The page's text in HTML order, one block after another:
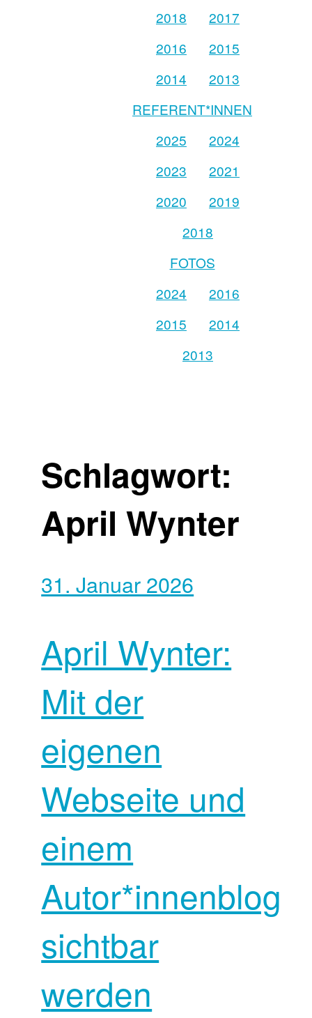
2018
2017
2016
2015
2014
2013
REFERENT*INNEN
2025
2024
2023
2021
2020
2019
2018
FOTOS
2024
2016
2015
2014
2013
Schlagwort:
April Wynter
31. Januar 2026
April Wynter:
Mit der
eigenen
Webseite und
einem
Autor*innenblog
sichtbar
werden